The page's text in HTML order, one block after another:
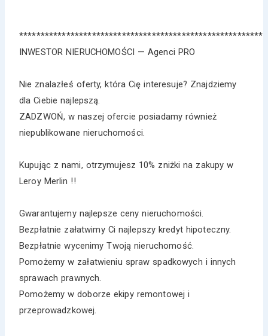
*********************************************************
INWESTOR NIERUCHOMOŚCI — Agenci PRO
Nie znalazłeś oferty, która Cię interesuje? Znajdziemy
dla Ciebie najlepszą.
ZADZWOŃ, w naszej ofercie posiadamy również
niepublikowane nieruchomości.
Kupując z nami, otrzymujesz 10% zniżki na zakupy w
Leroy Merlin !!
Gwarantujemy najlepsze ceny nieruchomości.
Bezpłatnie załatwimy Ci najlepszy kredyt hipoteczny.
Bezpłatnie wycenimy Twoją nieruchomość.
Pomożemy w załatwieniu spraw spadkowych i innych
sprawach prawnych.
Pomożemy w doborze ekipy remontowej i
przeprowadzkowej.